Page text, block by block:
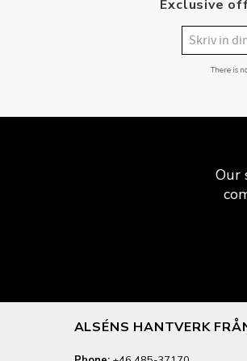
Exclusive
There is
Our
ALSÉNS HANTVERK